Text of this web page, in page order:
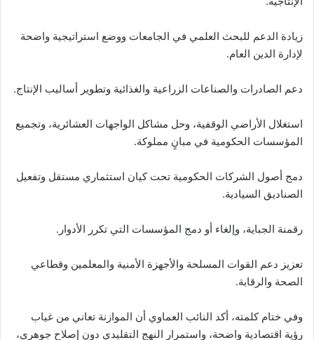
زيادة الدعم للبحث العلمي في الجامعات ووضع استراتيجية واضحة
لإدارة الدين العام.
دعم الصادرات والصناعات الزراعية والغذائية وتطوير أساليب الإنتاج.
استغلال الأراضي الوقفية، وحل مشاكل الواجهات العشائرية، وتجميع
المؤسسات الحكومية في مبانٍ مملوكة.
دمج أصول الشركات الحكومية تحت كيان استثماري مستقل وتفعيل
الصناديق السيادية.
رقمنة الجباية، وإلغاء أو دمج المؤسسات التي تكرر الأدوار.
تعزيز دعم القوات المسلحة والأجهزة الأمنية والمعلمين وقطاعي
الصحة والرقابة.
وفي ختام كلمته، أكد النائب العماوي أن الموازنة تعاني من غياب
رؤية اقتصادية واضحة، واستمرار النهج التقليدي دون إصلاح جوهري،